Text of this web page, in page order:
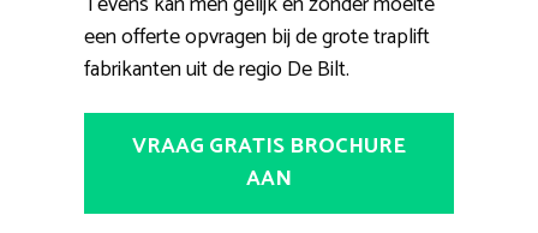
een offerte opvragen bij de grote traplift
fabrikanten uit de regio De Bilt.
VRAAG GRATIS BROCHURE
AAN